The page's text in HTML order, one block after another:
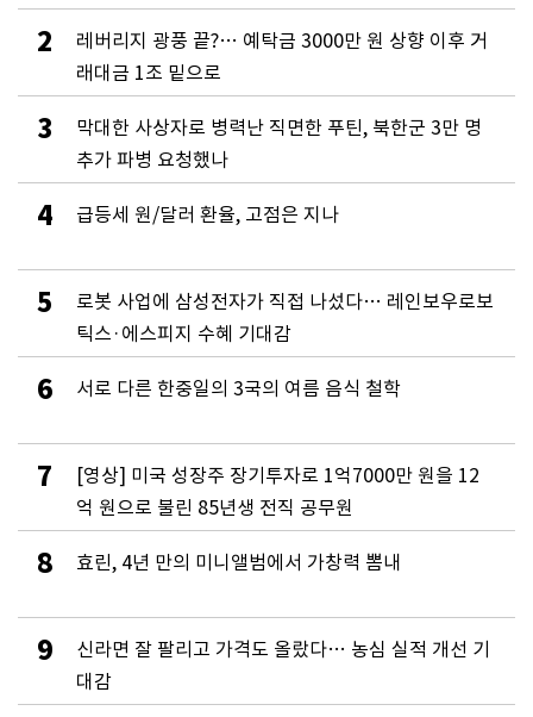
2
레버리지 광풍 끝?… 예탁금 3000만 원 상향 이후 거
래대금 1조 밑으로
3
막대한 사상자로 병력난 직면한 푸틴, 북한군 3만 명
추가 파병 요청했나
4 급등세 원/달러 환율, 고점은 지나
5
로봇 사업에 삼성전자가 직접 나섰다… 레인보우로보
틱스·에스피지 수혜 기대감
6 서로 다른 한중일의 3국의 여름 음식 철학
7
[영상] 미국 성장주 장기투자로 1억7000만 원을 12
억 원으로 불린 85년생 전직 공무원
8 효린, 4년 만의 미니앨범에서 가창력 뽐내
9
신라면 잘 팔리고 가격도 올랐다… 농심 실적 개선 기
대감